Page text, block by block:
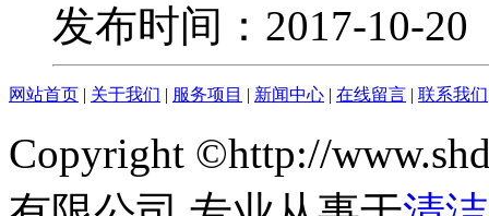
发布时间：2017-10-
网站首页 | 关于我们 | 服务项目 | 新闻中心 | 在线留言 | 联系我们
Copyright ©http://